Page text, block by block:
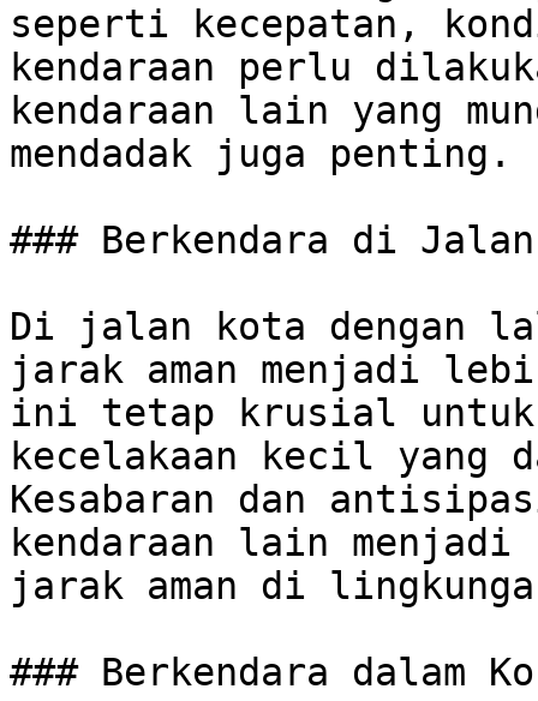
seperti kecepatan,
kendaraan perlu
kendaraan lain yang
mendadak juga penting.
### Berkendara di
Di jalan kota dengan
jarak aman menjadi
ini tetap krusial untuk
kecelakaan kecil yang
Kesabaran dan
kendaraan lain menjadi
jarak aman di
### Berkendara dalam